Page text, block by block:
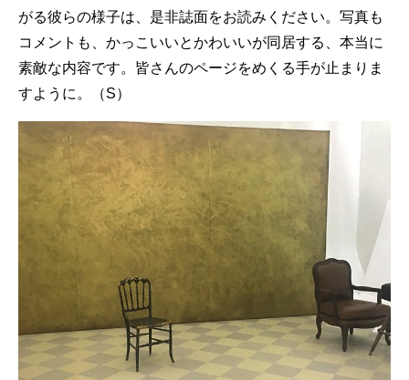
がる彼らの様子は、是非誌面をお読みください。写真も
コメントも、かっこいいとかわいいが同居する、本当に
素敵な内容です。皆さんのページをめくる手が止まりま
すように。（S）